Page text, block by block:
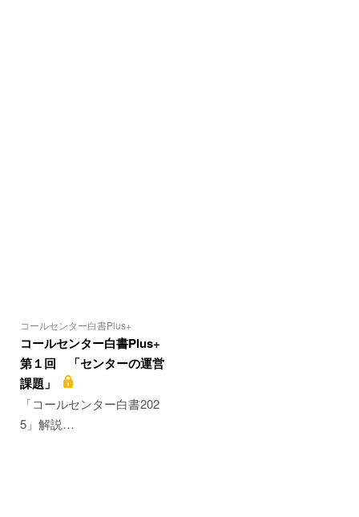
コールセンター白書Plus+
コールセンター白書Plus+
第１回 「センターの運営
課題」
「コールセンター白書202
5」解説…